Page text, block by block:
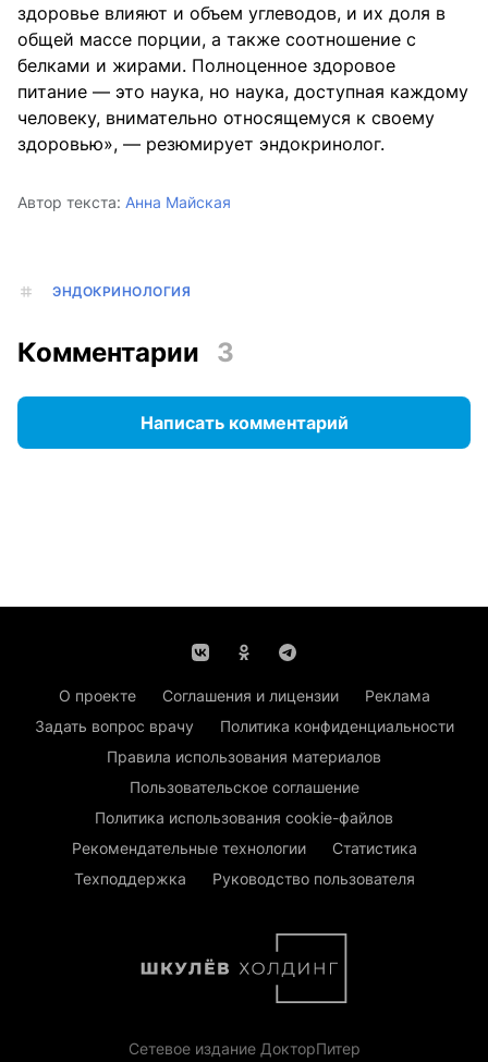
здоровье влияют и объем углеводов, и их доля в
общей массе порции, а также соотношение с
белками и жирами. Полноценное здоровое
питание — это наука, но наука, доступная каждому
человеку, внимательно относящемуся к своему
здоровью», — резюмирует эндокринолог.
Автор текста: Анна Майская
ЭНДОКРИНОЛОГИЯ
Комментарии 3
Написать комментарий
О проекте Соглашения и лицензии
Реклама
Задать вопрос врачу
Политика конфиденциальности
Правила использования материалов
Пользовательское соглашение
Политика использования cookie-файлов
Рекомендательные технологии
Статистика
Техподдержка
Руководство пользователя
Сетевое издание ДокторПитер